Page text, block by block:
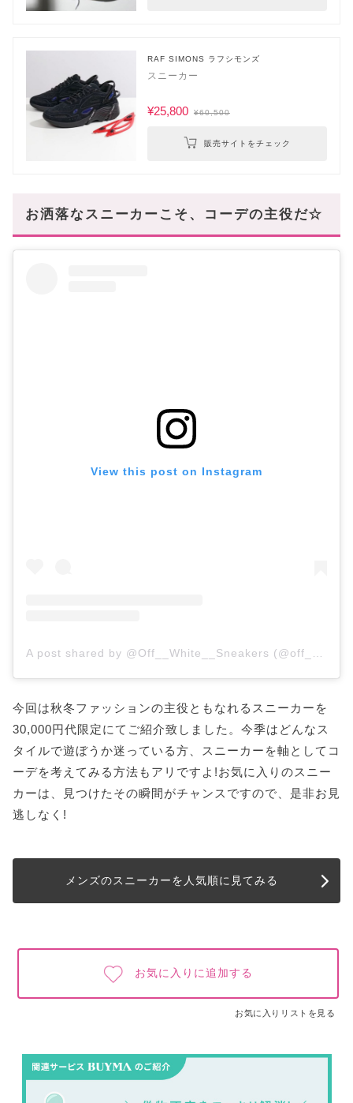
RAF SIMONS ラフシモンズ
スニーカー
¥25,800 ¥60,500
販売サイトをチェック
お洒落なスニーカーこそ、コーデの主役だ☆
View this post on Instagram
今回は秋冬ファッションの主役ともなれるスニーカーを
30,000円代限定にてご紹介致しました。今季はどんなス
タイルで遊ぼうか迷っている方、スニーカーを軸としてコ
ーデを考えてみる方法もアリですよ!お気に入りのスニー
カーは、見つけたその瞬間がチャンスですので、是非お見
逃しなく!
メンズのスニーカーを人気順に見てみる
お気に入りに追加する
お気に入りリストを見る